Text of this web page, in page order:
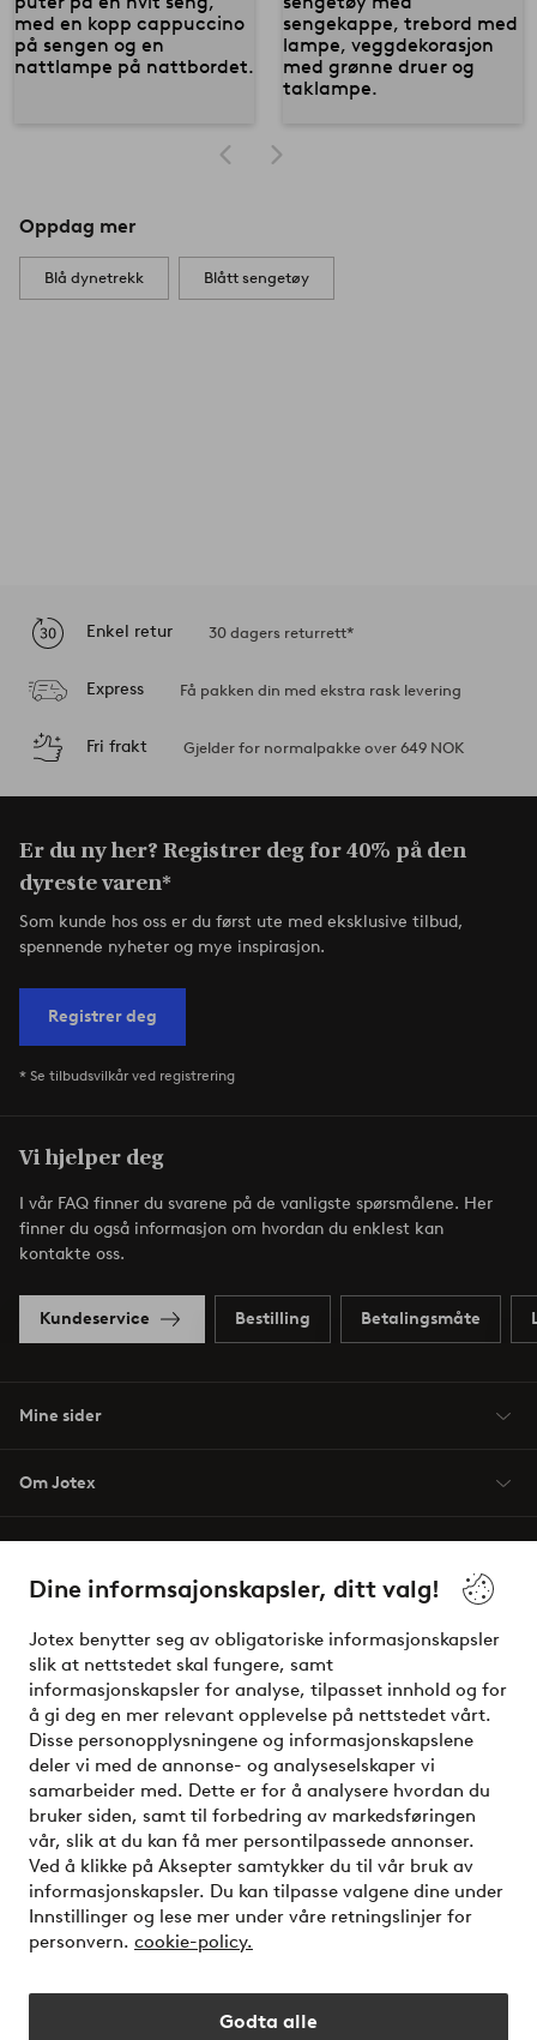
Dine informsajonskapsler, ditt valg!
Jotex benytter seg av obligatoriske informasjonskapsler
slik at nettstedet skal fungere, samt
informasjonskapsler for analyse, tilpasset innhold og for
å gi deg en mer relevant opplevelse på nettstedet vårt.
Disse personopplysningene og informasjonskapslene
deler vi med de annonse- og analyseselskaper vi
samarbeider med. Dette er for å analysere hvordan du
bruker siden, samt til forbedring av markedsføringen
vår, slik at du kan få mer persontilpassede annonser.
Ved å klikke på Aksepter samtykker du til vår bruk av
informasjonskapsler. Du kan tilpasse valgene dine under
Innstillinger og lese mer under våre retningslinjer for
personvern. cookie-policy.
Godta alle
Oppdag mer
Blå dynetrekk Blått sengetøy
Enkel retur 30 dagers returrett*
Express Få pakken din med ekstra rask levering
Fri frakt Gjelder for normalpakke over 649 NOK
Er du ny her? Registrer deg for 40% på den
dyreste varen*
Som kunde hos oss er du først ute med eksklusive tilbud,
spennende nyheter og mye inspirasjon.
Registrer deg
* Se tilbudsvilkår ved registrering
Vi hjelper deg
I vår FAQ finner du svarene på de vanligste spørsmålene. Her
finner du også informasjon om hvordan du enklest kan
kontakte oss.
Kundeservice Bestilling Betalingsmåte
Mine sider
Om Jotex
Venner
Sikre betalinger - Betal direkte eller del opp
Vil du vite mer om våre betalingsalternativer?
elpy